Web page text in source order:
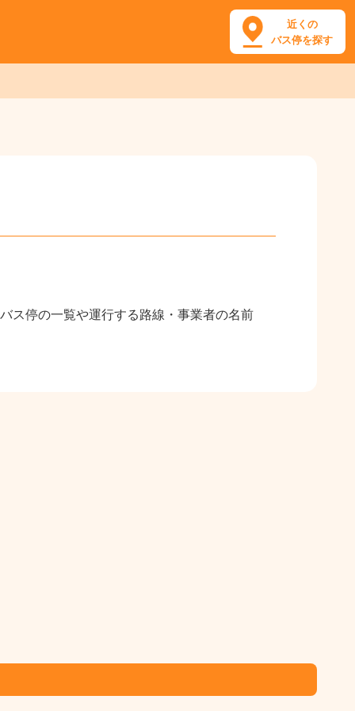
近くの
バス停を探す
ス停の一覧や運行する路線・事業者の名前